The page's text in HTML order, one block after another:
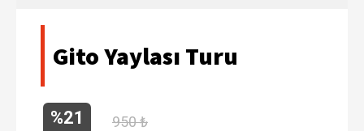
Gito Yaylası Turu
%21 950 ₺